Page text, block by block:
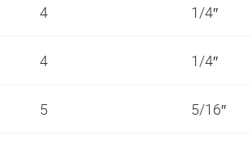
4 1/4″
4 1/4″
5 5/16″